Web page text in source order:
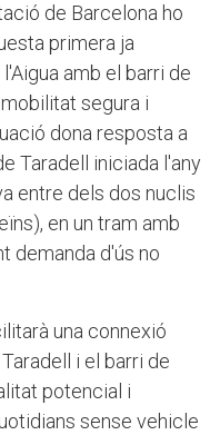
de Barcelona ho
primera ja
amb el barri de
segura i
dona resposta a
Taradell iniciada l'any
entre dels dos nuclis
en un tram amb
demanda d'ús no
una connexió
i el barri de
potencial i
sense vehicle